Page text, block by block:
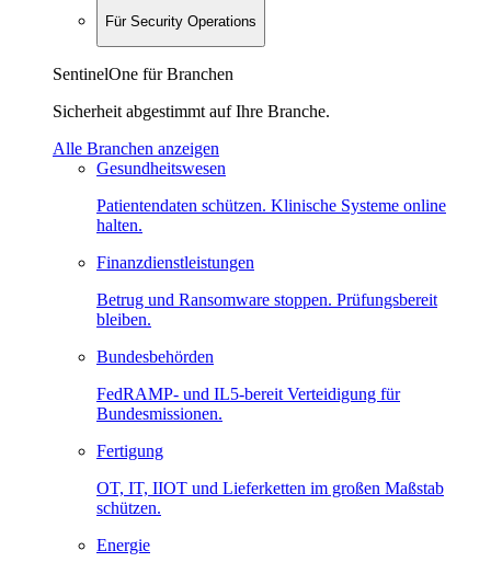
Für Security Operations
SentinelOne für Branchen
Sicherheit abgestimmt auf Ihre Branche.
Alle Branchen anzeigen
Gesundheitswesen
Patientendaten schützen. Klinische Systeme online
halten.
Finanzdienstleistungen
Betrug und Ransomware stoppen. Prüfungsbereit
bleiben.
Bundesbehörden
FedRAMP- und IL5-bereit Verteidigung für
Bundesmissionen.
Fertigung
OT, IT, IIOT und Lieferketten im großen Maßstab
schützen.
Energie